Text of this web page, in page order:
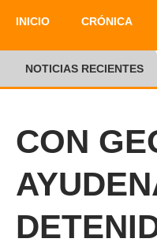
INICIO CRÓNICA
NOTICIAS RECIENTES
CON